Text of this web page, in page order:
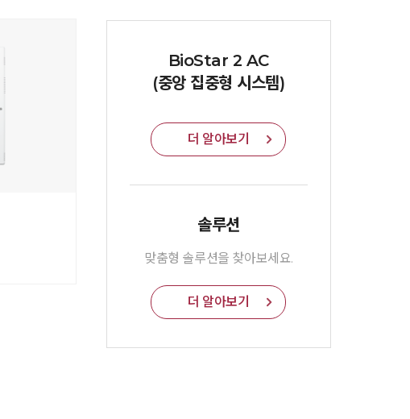
BioStar 2 AC
(중앙 집중형 시스템)
더 알아보기
솔루션
맞춤형 솔루션을 찾아보세요.
더 알아보기